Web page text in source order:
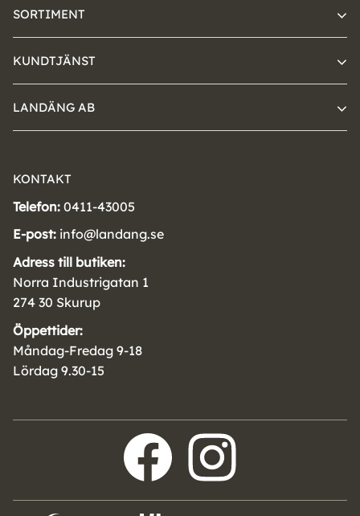
SORTIMENT
KUNDTJÄNST
LANDÄNG AB
KONTAKT
Telefon: 0411-43005
E-post: info@landang.se
Adress till butiken:
Norra Industrigatan 1
274 30 Skurup
Öppettider:
Måndag-Fredag 9-18
Lördag 9.30-15